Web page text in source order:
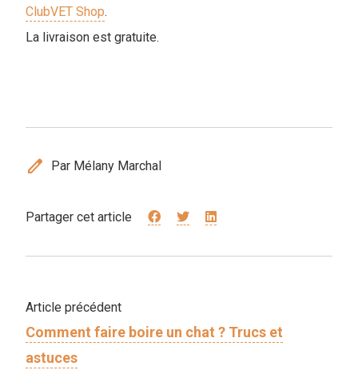
ClubVET Shop.
La livraison est gratuite.
edit Par Mélany Marchal
Partager cet article
Article précédent
Comment faire boire un chat ? Trucs et
astuces